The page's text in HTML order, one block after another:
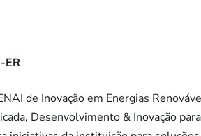
ER
de Inovação em Energias
Desenvolvimento & Inovação